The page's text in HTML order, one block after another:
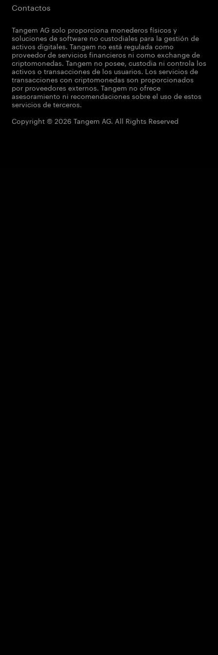
Contactos
Tangem AG solo proporciona monederos físicos y
soluciones de software no custodiales para la gestión de
activos digitales. Tangem no está regulada como
proveedor de servicios financieros ni como exchange de
criptomonedas. Tangem no posee, custodia ni controla los
activos o transacciones de los usuarios. Los servicios de
transacciones con criptomonedas son proporcionados
por proveedores externos. Tangem no ofrece
asesoramiento ni recomendaciones sobre el uso de estos
servicios de terceros.